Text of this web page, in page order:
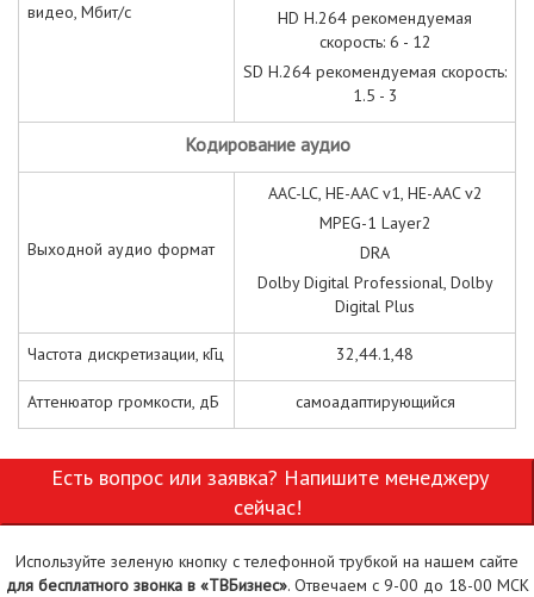
видео, Мбит/с
HD H.264 рекомендуемая
скорость: 6 - 12
SD H.264 рекомендуемая скорость:
1.5 - 3
Кодирование аудио
Выходной аудио формат
AAC-LC, HE-AAC v1, HE-AAC v2
MPEG-1 Layer2
DRA
Dolby Digital Professional, Dolby
Digital Plus
Частота дискретизации, кГц 32,44.1,48
Аттенюатор громкости, дБ самоадаптирующийся
сейчас!
Используйте зеленую кнопку с телефонной трубкой на нашем сайте
для бесплатного звонка в «ТВБизнес». Отвечаем с 9-00 до 18-00 МСК